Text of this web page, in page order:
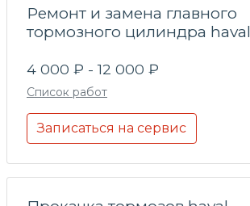
Ремонт и замена главного
тормозного цилиндра haval
4 000 ₽ - 12 000 ₽
Список работ
Записаться на сервис